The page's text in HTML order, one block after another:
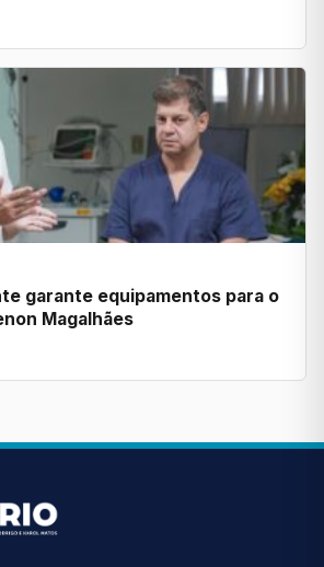
garante equipamentos para o
Magalhães